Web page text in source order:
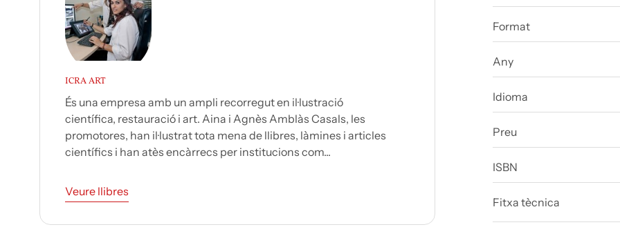
ICRA ART
És una empresa amb un ampli recorregut en il·lustració
científica, restauració i art. Aina i Agnès Amblàs Casals, les
promotores, han il·lustrat tota mena de llibres, làmines i articles
científics i han atès encàrrecs per institucions com...
Veure llibres
Format
Any
Idioma
Preu
ISBN
Fitxa tècnica